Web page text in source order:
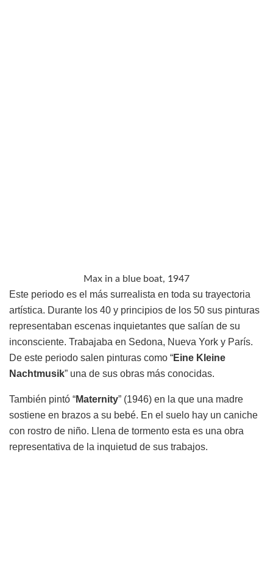
Max in a blue boat, 1947
Este periodo es el más surrealista en toda su trayectoria
artística. Durante los 40 y principios de los 50 sus pinturas
representaban escenas inquietantes que salían de su
inconsciente. Trabajaba en Sedona, Nueva York y París.
De este periodo salen pinturas como “Eine Kleine
Nachtmusik” una de sus obras más conocidas.
También pintó “Maternity” (1946) en la que una madre
sostiene en brazos a su bebé. En el suelo hay un caniche
con rostro de niño. Llena de tormento esta es una obra
representativa de la inquietud de sus trabajos.